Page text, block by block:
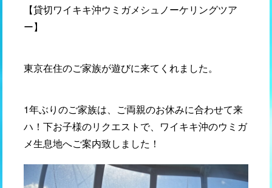
【貸切ワイキキ沖ウミガメシュノーケリングツア
ー】
東京在住のご家族が遊びに来てくれました。
1年ぶりのご家族は、ご両親のお休みに合わせて来
ハ！下お子様のリクエストで、ワイキキ沖のウミガ
メ生息地へご案内致しました！